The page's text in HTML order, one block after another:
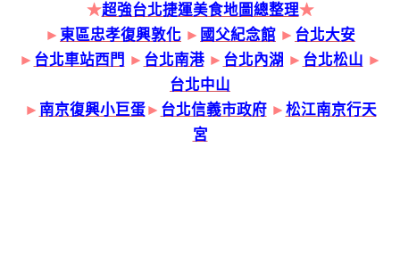
★超強台北捷運美食地圖總整理★
► 東區忠孝復興敦化 ► 國父紀念館 ► 台北大安
► 台北車站西門 ► 台北南港 ► 台北內湖 ► 台北松山 ►
台北中山
► 南京復興小巨蛋► 台北信義市政府► 松江南京行天
宮